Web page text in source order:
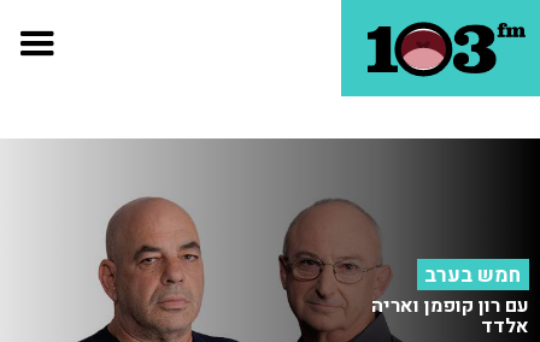
חמש בערב
עם רון קופמן ואריה
אלדד